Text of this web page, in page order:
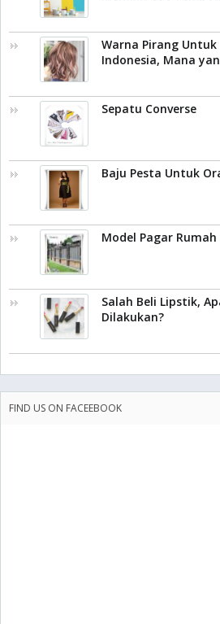
Warna Pirang
Indonesia, Mana
Sepatu Converse
Baju Pesta Untuk
Model Pagar Rumah
Salah Beli Lipstik,
Dilakukan?
FIND US ON FACEEBOOK